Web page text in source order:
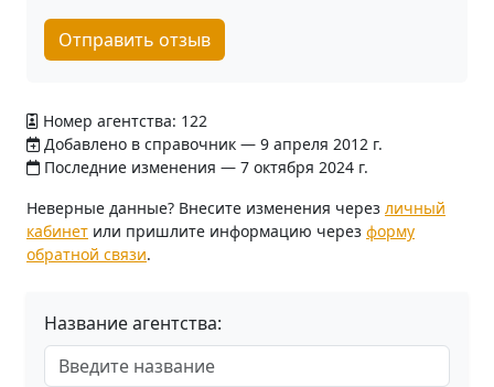
Отправить отзыв
Номер агентства: 122
Добавлено в справочник — 9 апреля 2012 г.
Последние изменения — 7 октября 2024 г.
Неверные данные? Внесите изменения через личный
кабинет или пришлите информацию через форму
обратной связи.
Название агентства: